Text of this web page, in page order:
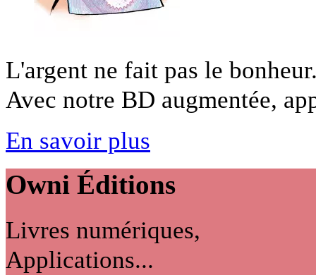
L'argent ne fait pas le
Avec notre BD augmentée,
En savoir plus
Owni Éditions
Livres numériques,
Applications...